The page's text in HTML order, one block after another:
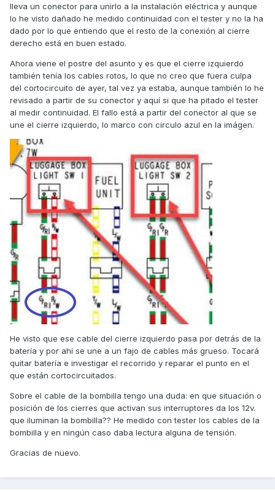
Si ese es el esquema de tu moto, la única posibilidad que
veo es que se haya estropeado uno de los 2 interruptores
que lleva en el asiento, ya que del + de la batería pasa por
a los interruptores que encienden la bombilla.
Si has hecho cruce en la bombilla, o se ha fundido el
fusible de 30A (cosa que te afectaría a otras cosas) o se
ha quemado el interruptor del asiento (uno de los 2).
Si pudieras desmontar y poder medir con un tester los
voltages..
Ya dirás a ver que tal te va la cosa.
Como digo, no tengo tu modelo y cambia referente al mio,
pero si puedo ayudar en algo que esté en mi mano aquí
estoy..
Un saludo.
lleva un conector para unirlo a la instalación eléctrica y aunque
lo he visto dañado he medido continuidad con el tester y no la ha
dado por lo que entiendo que el resto de la conexión al cierre
derecho está en buen estado.
Ahora viene el postre del asunto y es que el cierre izquierdo
también tenía los cables rotos, lo que no creo que fuera culpa
del cortocircuito de ayer, tal vez ya estaba, aunque también lo he
revisado a partir de su conector y aquí si que ha pitado el tester
al medir continuidad. El fallo está a partir del conector al que se
une el cierre izquierdo, lo marco con circulo azul en la imágen.
He visto que ese cable del cierre izquierdo pasa por detrás de la
batería y por ahí se une a un fajo de cables más grueso. Tocará
quitar batería e investigar el recorrido y reparar el punto en el
que están cortocircuitados.
Sobre el cable de la bombilla tengo una duda: en que situación o
posición de los cierres que activan sus interruptores da los 12v.
que iluminan la bombilla?? He medido con tester los cables de la
bombilla y en ningún caso daba lectura alguna de tensión.
Gracias de nuevo.